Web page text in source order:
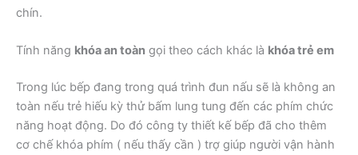
chín.
Tính năng khóa an toàn gọi theo cách khác là khóa trẻ em
Trong lúc bếp đang trong quá trình đun nấu sẽ là không an
toàn nếu trẻ hiếu kỳ thử bấm lung tung đến các phím chức
năng hoạt động. Do đó công ty thiết kế bếp đã cho thêm
cơ chế khóa phím ( nếu thấy cần ) trợ giúp người vận hành